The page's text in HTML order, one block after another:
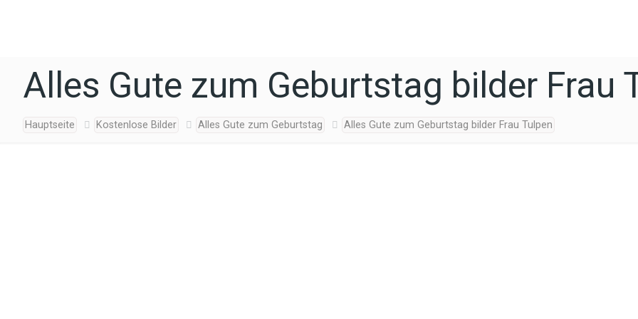
Alles Gute zum Geburtstag bilder Frau
Hauptseite Kostenlose Bilder Alles Gute zum Geburtstag Alles Gute zum Geburtstag bilder Frau Tulpen